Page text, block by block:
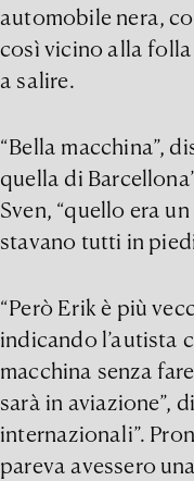
automobile nera,
così vicino alla
a salire.
“Bella macchina”,
quella di
Sven, “quello era
stavano tutti in
“Però Erik è più
indicando l’autista
macchina senza
sarà in aviazione”,
internazionali”.
pareva avessero